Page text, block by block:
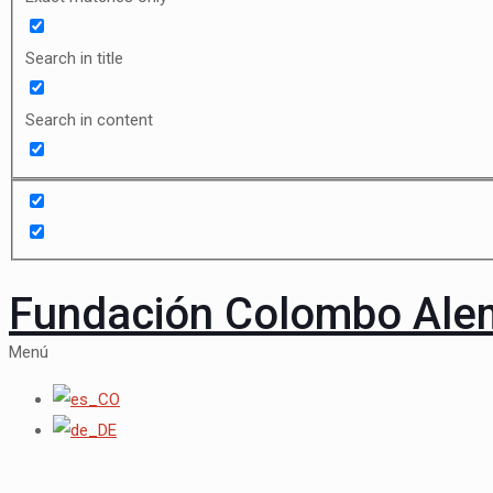
Search in title
Search in content
Fundación Colombo
Menú